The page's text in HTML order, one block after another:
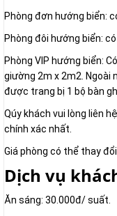
Phòng đơn hướng biển:
Phòng đôi hướng biển:
Phòng VIP hướng biển:
giường 2m x 2m2. Ngoài
được trang bị 1 bộ bàn
Qúy khách vui lòng liên
chính xác nhất.
Giá phòng có thể thay
Dịch vụ
Ăn sáng: 30.000đ/ suất.